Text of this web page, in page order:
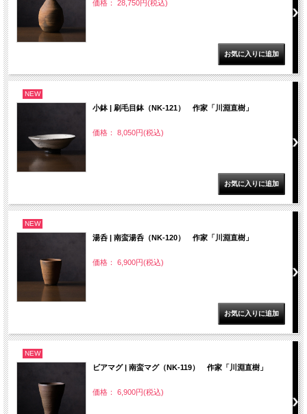
価格： 28,750円(税込)
NEW
小鉢 | 刷毛目鉢（NK-121） 作家「川淵直樹」
価格： 8,050円(税込)
NEW
湯呑 | 南蛮湯呑（NK-120） 作家「川淵直樹」
価格： 6,900円(税込)
NEW
ビアマグ | 南蛮マグ（NK-119） 作家「川淵直樹」
価格： 6,900円(税込)